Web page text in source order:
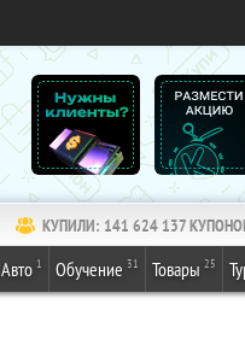
КУПИЛИ: 141 624 137
Авто 1 Обучение 31 Товары 25